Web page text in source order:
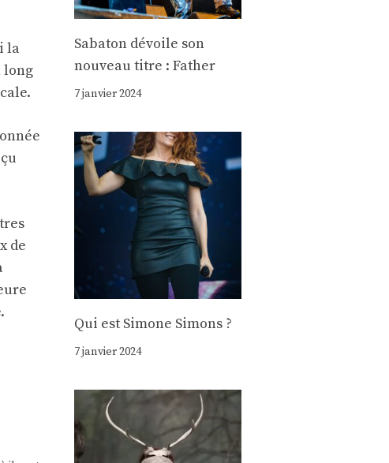
la
long
de
Sabaton dévoile son
nouveau titre : Father
7 janvier 2024
Qui est Simone Simons ?
7 janvier 2024